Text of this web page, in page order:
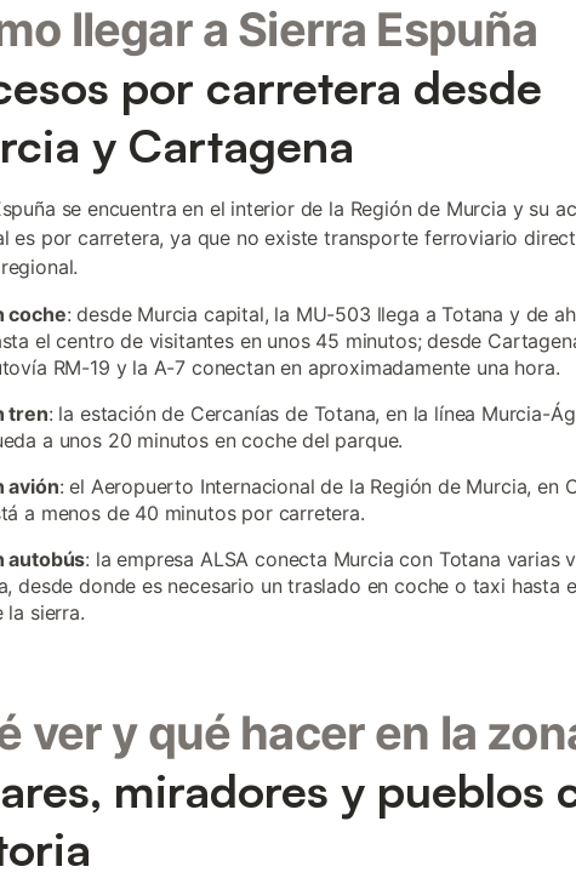
llegar a Sierra Espuña
por carretera desde
y Cartagena
se encuentra en el interior de la Región de Murcia y su
es por carretera, ya que no existe transporte ferroviario
coche: desde Murcia capital, la MU-503 llega a Totana y de
el centro de visitantes en unos 45 minutos; desde
RM-19 y la A-7 conectan en aproximadamente una hora.
tren: la estación de Cercanías de Totana, en la línea Murcia-
a unos 20 minutos en coche del parque.
avión: el Aeropuerto Internacional de la Región de Murcia, en
a menos de 40 minutos por carretera.
autobús: la empresa ALSA conecta Murcia con Totana varias
desde donde es necesario un traslado en coche o taxi hasta
la sierra.
ver y qué hacer en la
miradores y pueblos